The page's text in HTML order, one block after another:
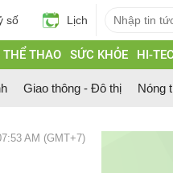
số Lịch
THAO SỨC KHỎE HI-
Giao thông - Đô thị Nóng
AM (GMT+7)